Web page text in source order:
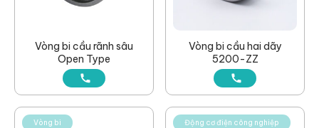
Vòng bi cầu rãnh sâu
Open Type
Vòng bi cầu hai dãy
5200-ZZ
Vòng bi Động cơ điện công nghiệp